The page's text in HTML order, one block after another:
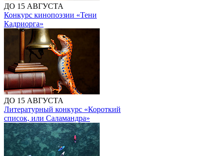
ДО 15 АВГУСТА
Конкурс кинопоэзии «Тени
Кадриорга»
ДО 15 АВГУСТА
Литературный конкурс «Короткий
список, или Саламандра»